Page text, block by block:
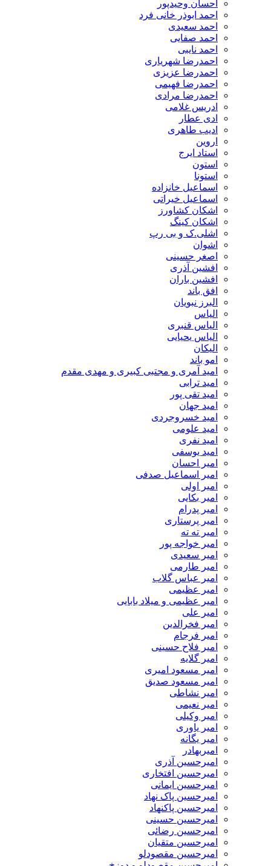
احسان وحیدپور
احمد ابوذر خانی فرد
احمد سعیدی
احمد صفایی
احمد نایبی
احمدرضا شهریاری
احمدرضا عزیزی
احمدرضا فهیمی
احمدرضا مرادی
ادریس غلامی
ادی عطار
ادیب طاهری
اروین
استاد ایرج
استون
استونا
اسماعیل خانزاده
اسماعیل خیراتی
اشکان کشاورز
اشکان کینگ
اشلی.ک و بی رپ
اشوان
اصغر حسینی
افشین آذری
افشین باران
افق باند
البرز نبویان
الیاس
الیاس قنبرى
الیاس یحیایی
الیکان
امو باند
امید آمری و مجتبی کبیری و مهدى مقدم
امید ترابی
امید تقی پور
امید جهان
امید خسروجردی
امید علومی
امید نفری
امید یوسفی
امیر احسان
امیر اسماعیل صدفی
امیر اولی
امیر بکایی
امیر پدرام
امیر پرستاری
امیر ته ته
امیر خواجه پور
امیر سعیدی
امیر طارمی
امیر عباس گلاب
امیر عظیمی
امیر عظیمی و میلاد بابایی
امیر علی
امیر فخرالدین
امیر فرجام
امیر فلاح حسینی
امیر گلایه
امیر مسعود امیری
امیر مسعود صدیق
امیر نشاطی
امیر نعیمی
امیر وکیلی
امیر یاوری
امیر یگانه
امیربهادر
امیرحسین آذری
امیرحسین افتخاری
امیرحسین ایمانی
امیرحسین پاک نهاد
امیرحسین پاکنهاد
امیرحسین حسینی
امیرحسین رضائی
امیرحسین متقیان
امیرحسین مقصودلو